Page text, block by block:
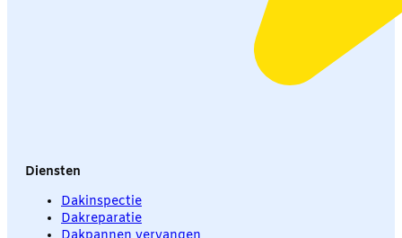
Diensten
Dakinspectie
Dakreparatie